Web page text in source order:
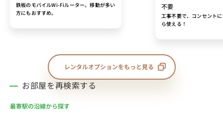
鉄板のモバイルWi-Fiルーター。移動が多い
方にもおすすめ。
不要
工事不要で、コンセント
ら使える！
レンタルオプションをもっと見る
お部屋を再検索する
最寄駅の沿線から探す